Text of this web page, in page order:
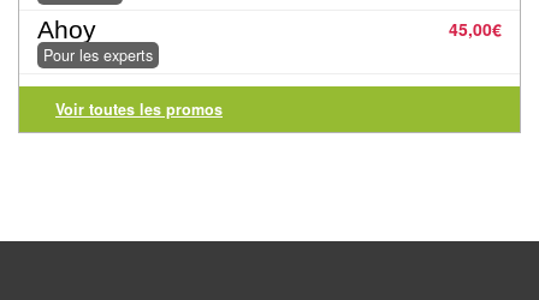
Pour
les
initiés
Pour
En
45,00€
Ahoy
Pour les experts
Voir toutes les promos